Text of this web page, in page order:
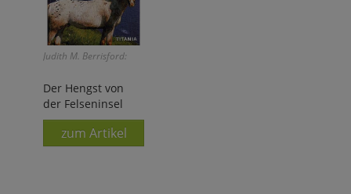
Judith M. Berrisford:
Der Hengst von
der Felseninsel
zum Artikel